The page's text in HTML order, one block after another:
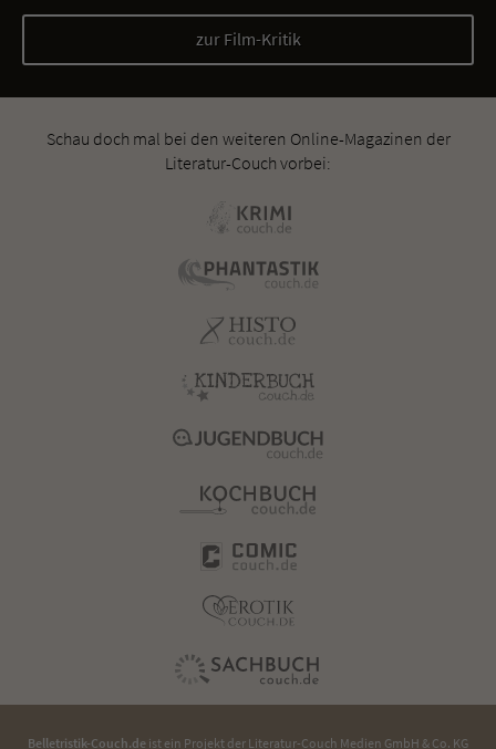
zur Film-Kritik
Schau doch mal bei den weiteren Online-Magazinen der
Literatur-Couch vorbei:
Belletristik-Couch.de ist ein Projekt der Literatur-Couch Medien GmbH & Co. KG